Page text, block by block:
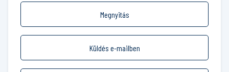
Megnyitás
Küldés e-mailben